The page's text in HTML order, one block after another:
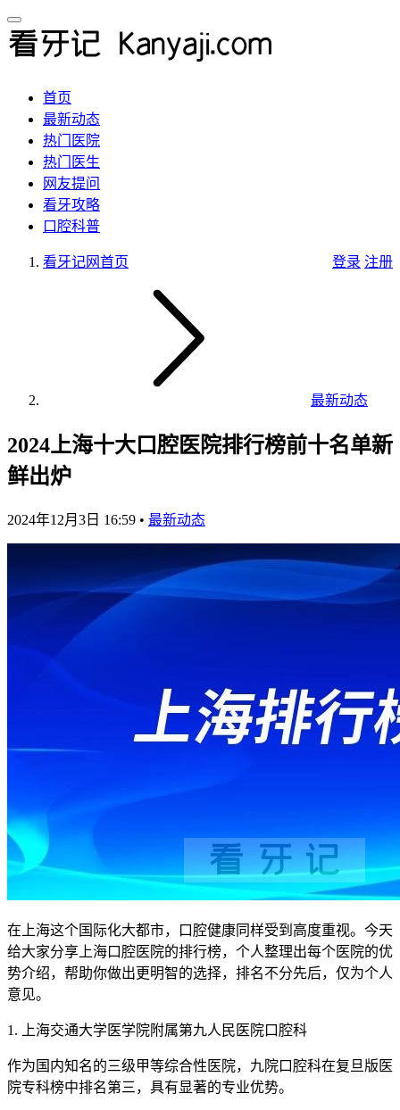
首页
最新动态
热门医院
热门医生
网友提问
看牙攻略
口腔科普
登录 注册
看牙记网首页
最新动态
2024上海十大口腔医院排行榜前十名单新
鲜出炉
2024年12月3日 16:59 • 最新动态
在上海这个国际化大都市，口腔健康同样受到高度重视。今天
给大家分享上海口腔医院的排行榜，个人整理出每个医院的优
势介绍，帮助你做出更明智的选择，排名不分先后，仅为个人
意见。
1. 上海交通大学医学院附属第九人民医院口腔科
作为国内知名的三级甲等综合性医院，九院口腔科在复旦版医
院专科榜中排名第三，具有显著的专业优势。